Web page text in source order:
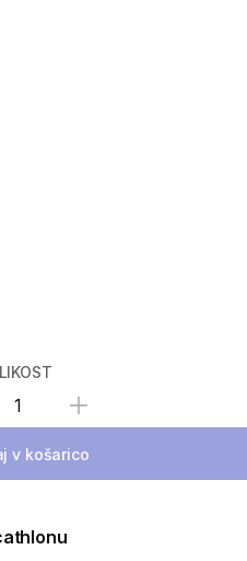
Izberite količino
v košarico